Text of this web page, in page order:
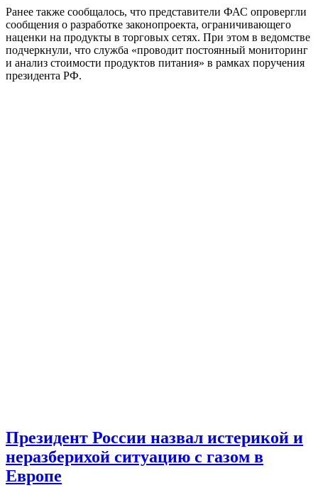
Ранее также сообщалось, что представители ФАС опровергли
сообщения о разработке законопроекта, ограничивающего
наценки на продукты в торговых сетях. При этом в ведомстве
подчеркнули, что служба «проводит постоянный мониторинг
и анализ стоимости продуктов питания» в рамках поручения
президента РФ.
Президент России назвал истерикой и
неразберихой ситуацию с газом в
Европе